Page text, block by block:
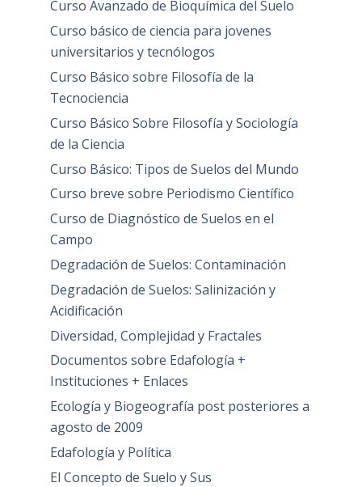
Curso Avanzado de Bioquímica del Suelo
Curso básico de ciencia para jovenes
universitarios y tecnólogos
Curso Básico sobre Filosofía de la
Tecnociencia
Curso Básico Sobre Filosofía y Sociología
de la Ciencia
Curso Básico: Tipos de Suelos del Mundo
Curso breve sobre Periodismo Científico
Curso de Diagnóstico de Suelos en el
Campo
Degradación de Suelos: Contaminación
Degradación de Suelos: Salinización y
Acidificación
Diversidad, Complejidad y Fractales
Documentos sobre Edafología +
Instituciones + Enlaces
Ecología y Biogeografía post posteriores a
agosto de 2009
Edafología y Política
El Concepto de Suelo y Sus